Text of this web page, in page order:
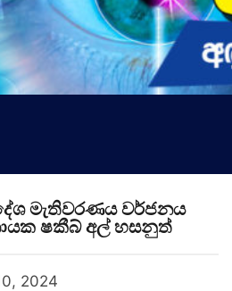
මැතිවරණය වර්ජනය
ෂකීබ් අල් හසනුත්
2024